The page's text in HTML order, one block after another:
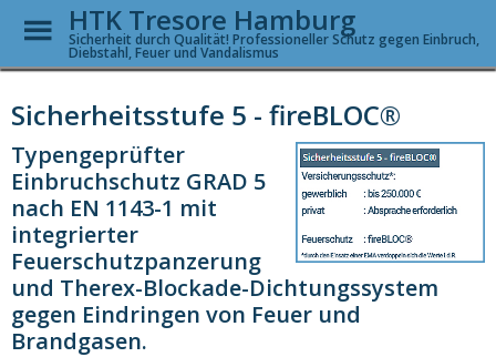
Skip
main
content
HTK Tresore Hamburg
Sicherheit durch Qualität! Professioneller Schutz gegen Einbruch,
Diebstahl, Feuer und Vandalismus
Toggle
Menu
Sicherheitsstufe 5 - fireBLOC®
Typengeprüfter
Einbruchschutz GRAD 5
nach EN 1143-1 mit
integrierter
Feuerschutzpanzerung
und Therex-Blockade-Dichtungssystem
gegen Eindringen von Feuer und
Brandgasen.